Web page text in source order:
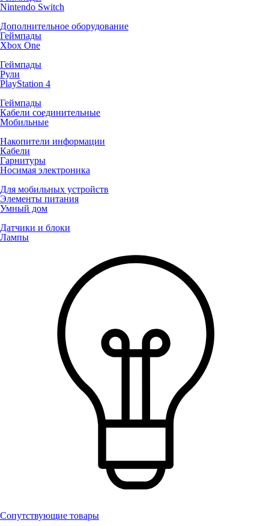
Nintendo Switch
Дополнительное оборудование
Геймпады
Xbox One
Геймпады
Рули
PlayStation 4
Геймпады
Кабели соединительные
Мобильные
Накопители информации
Кабели
Гарнитуры
Носимая электроника
Для мобильных устройств
Элементы питания
Умный дом
Датчики и блоки
Лампы
Сопутствующие товары